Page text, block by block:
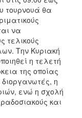
τουρνουά θα
να
τελικούς
Την Κυριακή
η τελετή
της οποίας
η
ενώ η σχολή
και